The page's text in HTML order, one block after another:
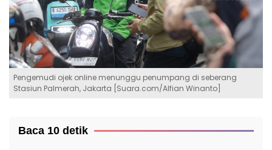
Pengemudi ojek online menunggu penumpang di seberang
Stasiun Palmerah, Jakarta [Suara.com/Alfian Winanto]
Baca 10 detik